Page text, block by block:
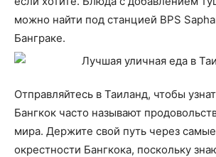
можно найти под станцией BPS
Банграке.
Отправляйтесь в Таиланд, чтобы
Бангкок часто называют
мира. Держите свой путь через
окрестности Бангкока, поскольку